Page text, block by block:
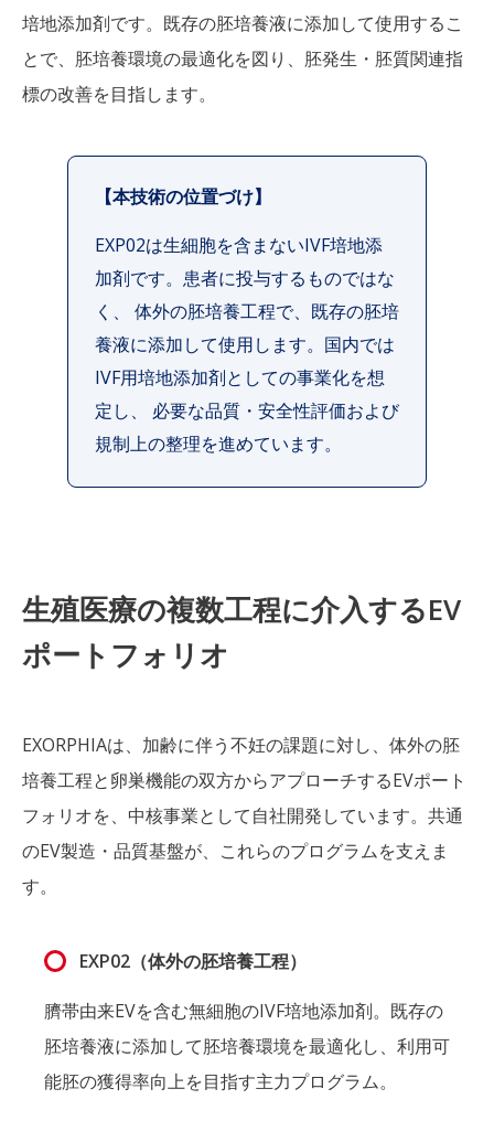
培地添加剤です。既存の胚培養液に添加して使用するこ
とで、胚培養環境の最適化を図り、胚発生・胚質関連指
標の改善を目指します。
【本技術の位置づけ】
EXP02は生細胞を含まないIVF培地添
加剤です。患者に投与するものではな
く、 体外の胚培養工程で、既存の胚培
養液に添加して使用します。国内では
IVF用培地添加剤としての事業化を想
定し、 必要な品質・安全性評価および
規制上の整理を進めています。
生殖医療の複数工程に介入するEV
ポートフォリオ
EXORPHIAは、加齢に伴う不妊の課題に対し、体外の胚
培養工程と卵巣機能の双方からアプローチするEVポート
フォリオを、中核事業として自社開発しています。共通
のEV製造・品質基盤が、これらのプログラムを支えま
す。
EXP02（体外の胚培養工程）
臍帯由来EVを含む無細胞のIVF培地添加剤。既存の
胚培養液に添加して胚培養環境を最適化し、利用可
能胚の獲得率向上を目指す主力プログラム。